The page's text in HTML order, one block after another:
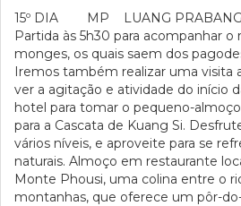
15º DIA MP LUANG PRABANG
Partida às 5h30 para acompanhar
monges, os quais saem dos
Iremos também realizar uma visita
ver a agitação e atividade do início
hotel para tomar o pequeno-
para a Cascata de Kuang Si.
vários níveis, e aproveite para se
naturais. Almoço em restaurante
Monte Phousi, uma colina entre o
montanhas, que oferece um pôr-